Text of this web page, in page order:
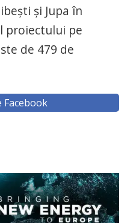
şi Jupa în
proiectului pe
de 479 de